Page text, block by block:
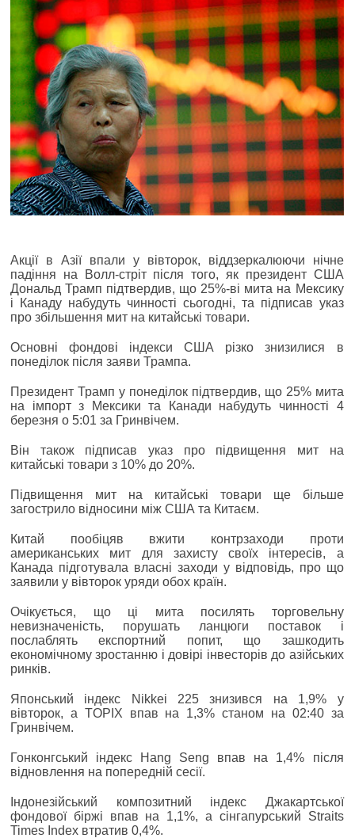
Акції в Азії впали у вівторок, віддзеркалюючи нічне
падіння на Волл-стріт після того, як президент США
Дональд Трамп підтвердив, що 25%-ві мита на Мексику
і Канаду набудуть чинності сьогодні, та підписав указ
про збільшення мит на китайські товари.
Основні фондові індекси США різко знизилися в
понеділок після заяви Трампа.
Президент Трамп у понеділок підтвердив, що 25% мита
на імпорт з Мексики та Канади набудуть чинності 4
березня о 5:01 за Гринвічем.
Він також підписав указ про підвищення мит на
китайські товари з 10% до 20%.
Підвищення мит на китайські товари ще більше
загострило відносини між США та Китаєм.
Китай пообіцяв вжити контрзаходи проти
американських мит для захисту своїх інтересів, а
Канада підготувала власні заходи у відповідь, про що
заявили у вівторок уряди обох країн.
Очікується, що ці мита посилять торговельну
невизначеність, порушать ланцюги поставок і
послаблять експортний попит, що зашкодить
економічному зростанню і довірі інвесторів до азійських
ринків.
Японський індекс Nikkei 225 знизився на 1,9% у
вівторок, а TOPIX впав на 1,3% станом на 02:40 за
Гринвічем.
Гонконгський індекс Hang Seng впав на 1,4% після
відновлення на попередній сесії.
Індонезійський композитний індекс Джакартської
фондової біржі впав на 1,1%, а сінгапурський Straits
Times Index втратив 0,4%.